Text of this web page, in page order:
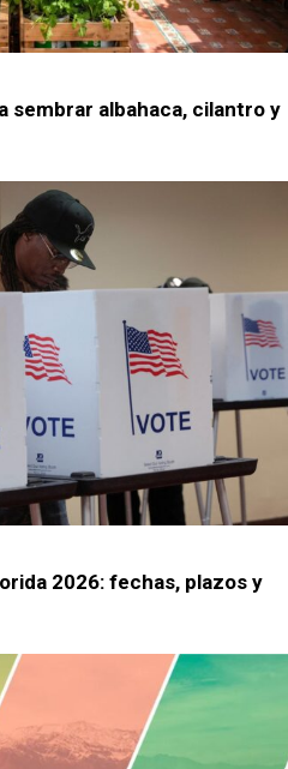
sembrar albahaca, cilantro y
2026: fechas, plazos y